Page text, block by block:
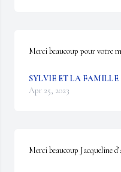
Merci beaucoup pour votre
SYLVIE ET LA FAMILLE
Apr 25, 2023
Merci beaucoup Jacqueline